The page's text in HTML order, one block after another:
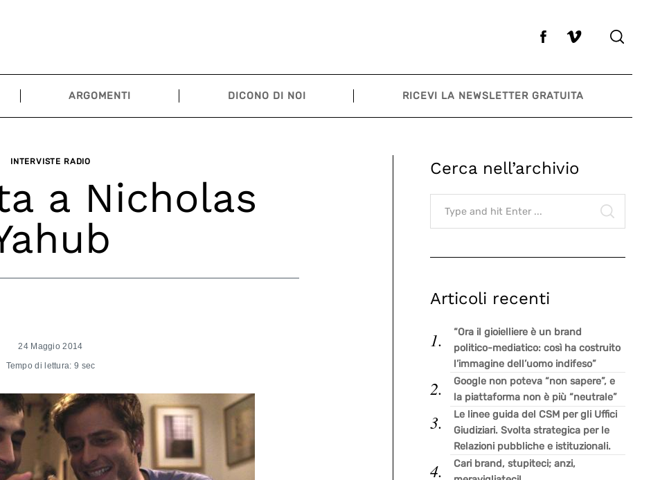
ARGOMENTI DICONO DI NOI RICEVI LA NEWSLETTER GRATUITA
INTERVISTE RADIO
a Nicholas
24 Maggio 2014
Tempo di lettura: 9 sec
Cerca nell’archivio
Search
for:
Articoli recenti
“Ora il gioielliere è un brand
politico-mediatico: così ha costruito
l’immagine dell’uomo indifeso”
Google non poteva “non sapere”, e
la piattaforma non è più “neutrale”
Le linee guida del CSM per gli Uffici
Giudiziari. Svolta strategica per le
Relazioni pubbliche e istituzionali.
Cari brand, stupiteci; anzi,